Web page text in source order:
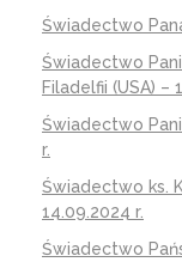
Świadectwo
Świadectwo
Filadelfii (USA) –
Świadectwo
r.
Świadectwo ks.
14.09.2024 r.
Świadectwo